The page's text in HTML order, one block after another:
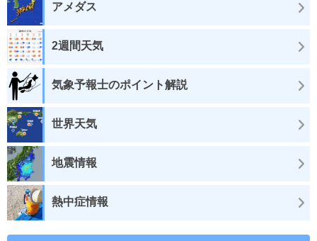
アメダス
2週間天気
気象予報士のポイント解説
世界天気
地震情報
熱中症情報